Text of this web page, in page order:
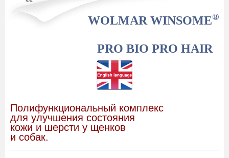
WOLMAR WINSOME®
PRO BIO PRO HAIR
Полифункциональный комплекс
для улучшения состояния
кожи и шерсти у щенков
и собак.